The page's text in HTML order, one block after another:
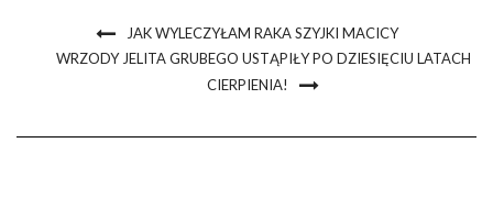
JAK WYLECZYŁAM RAKA SZYJKI MACICY
WRZODY JELITA GRUBEGO USTĄPIŁY PO DZIESIĘCIU LATACH
CIERPIENIA!